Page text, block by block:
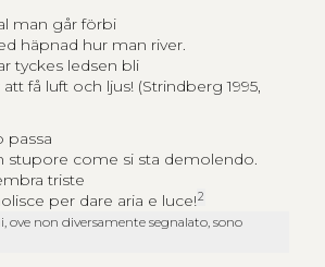
man går förbi
häpnad hur man river.
tyckes ledsen bli
att få luft och ljus! (Strindberg 1995,
passa
stupore come si sta demolendo.
triste
per dare aria e luce!2
ove non diversamente segnalato, sono